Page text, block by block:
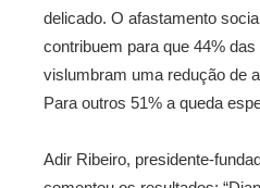
delicado. O afastamento
contribuem para que 44%
vislumbram uma redução de
Para outros 51% a queda
Adir Ribeiro, presidente-